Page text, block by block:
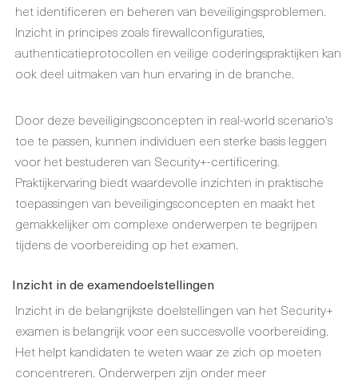
het identificeren en beheren van beveiligingsproblemen.
Inzicht in principes zoals firewallconfiguraties,
authenticatieprotocollen en veilige coderingspraktijken kan
ook deel uitmaken van hun ervaring in de branche.
Door deze beveiligingsconcepten in real-world scenario's
toe te passen, kunnen individuen een sterke basis leggen
voor het bestuderen van Security+-certificering.
Praktijkervaring biedt waardevolle inzichten in praktische
toepassingen van beveiligingsconcepten en maakt het
gemakkelijker om complexe onderwerpen te begrijpen
tijdens de voorbereiding op het examen.
Inzicht in de examendoelstellingen
Inzicht in de belangrijkste doelstellingen van het Security+
examen is belangrijk voor een succesvolle voorbereiding.
Het helpt kandidaten te weten waar ze zich op moeten
concentreren. Onderwerpen zijn onder meer